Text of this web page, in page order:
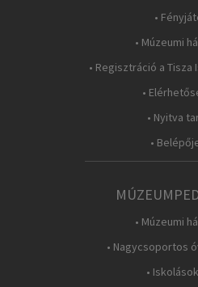
•
• Múzeumi
• Regisztráció a Tisza
•
• Nyitva
•
• Múzeumi
• Nagycsoportos
•